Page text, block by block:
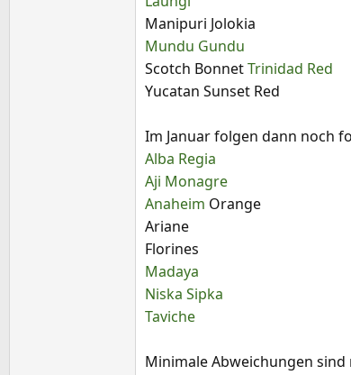
Manipuri Jolokia
Mundu Gundu
Scotch BonnetTrinidad Red
Yucatan Sunset Red
Im Januar folgen dann noch
Alba Regia
Aji Monagre
Anaheim Orange
Ariane
Florines
Madaya
Niska Sipka
Taviche
Minimale Abweichungen